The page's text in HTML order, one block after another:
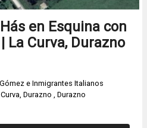
en Esquina con
La Curva, Durazno
e Inmigrantes Italianos
Durazno , Durazno